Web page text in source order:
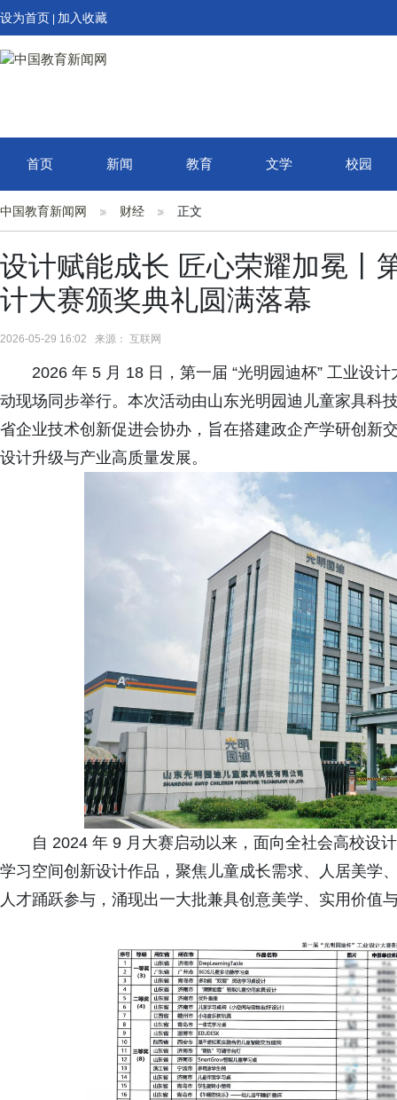
设为首页 加入收藏
首页 新闻 教育 文学 校园
中国教育新闻网 财经 正文
设计赋能成长 匠心荣耀加冕丨
计大赛颁奖典礼圆满落幕
2026-05-29 16:02 来源： 互联网
2026 年 5 月 18 日，第一届 “光明园迪杯” 工业设
动现场同步举行。本次活动由山东光明园迪儿童家具科
省企业技术创新促进会协办，旨在搭建政企产学研创新
设计升级与产业高质量发展。
自 2024 年 9 月大赛启动以来，面向全社会高校设
学习空间创新设计作品，聚焦儿童成长需求、人居美学
人才踊跃参与，涌现出一大批兼具创意美学、实用价值